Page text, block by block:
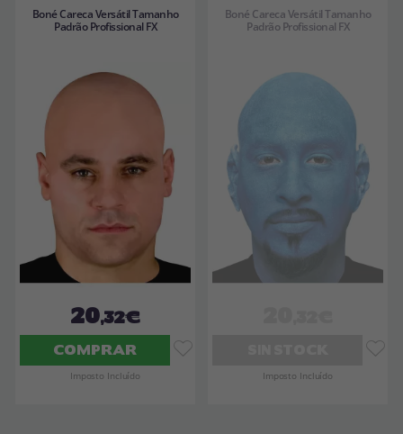
Boné Careca Versátil Tamanho
Padrão Profissional FX
20,32€
COMPRAR
Imposto Incluído
Boné Careca Versátil Tamanho
Padrão Profissional FX
Imposto Incluído